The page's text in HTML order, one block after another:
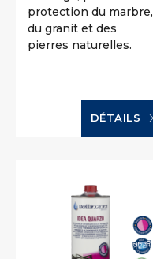
protection du marbre,
du granit et des
pierres naturelles.
DÉTAILS